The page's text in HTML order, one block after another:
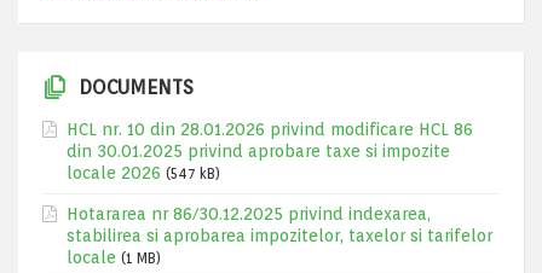
DOCUMENTS
HCL nr. 10 din 28.01.2026 privind modificare HCL 86
din 30.01.2025 privind aprobare taxe si impozite
locale 2026 (547 kB)
Hotararea nr 86/30.12.2025 privind indexarea,
stabilirea si aprobarea impozitelor, taxelor si tarifelor
locale (1 MB)